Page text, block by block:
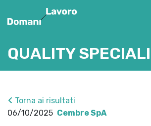
QUALITY
Torna ai risultati
06/10/2025 Cembre SpA